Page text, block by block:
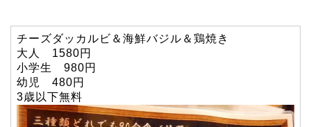
チーズダッカルビ＆海鮮バジル＆鶏焼き
大人 1580円
小学生 980円
幼児 480円
3歳以下無料